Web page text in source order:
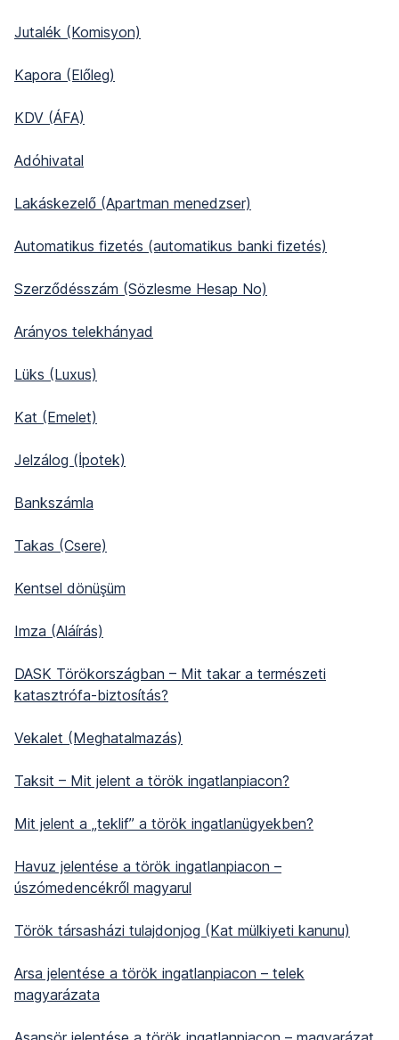
Jutalék (Komisyon)
Kapora (Előleg)
KDV (ÁFA)
Adóhivatal
Lakáskezelő (Apartman menedzser)
Automatikus fizetés (automatikus banki fizetés)
Szerződésszám (Sözlesme Hesap No)
Arányos telekhányad
Lüks (Luxus)
Kat (Emelet)
Jelzálog (İpotek)
Bankszámla
Takas (Csere)
Kentsel dönüşüm
Imza (Aláírás)
DASK Törökországban – Mit takar a természeti
katasztrófa-biztosítás?
Vekalet (Meghatalmazás)
Taksit – Mit jelent a török ingatlanpiacon?
Mit jelent a „teklif” a török ingatlanügyekben?
Havuz jelentése a török ingatlanpiacon –
úszómedencékről magyarul
Török társasházi tulajdonjog (Kat mülkiyeti kanunu)
Arsa jelentése a török ingatlanpiacon – telek
magyarázata